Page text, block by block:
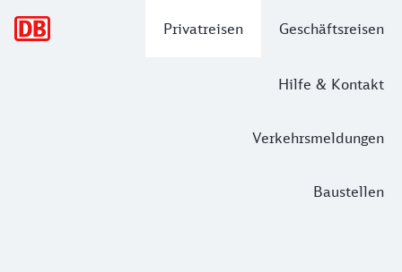
Privatreisen Geschäftsreisen
Hilfe & Kontakt
Verkehrsmeldungen
Baustellen